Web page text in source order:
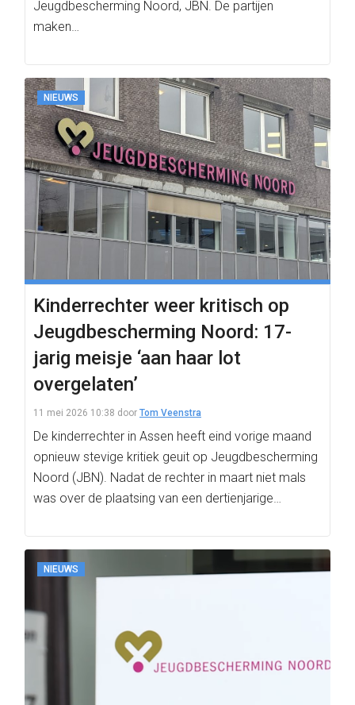
Jeugdbescherming Noord, JBN. De partijen
maken…
NIEUWS
Kinderrechter weer kritisch op
Jeugdbescherming Noord: 17-
jarig meisje ‘aan haar lot
overgelaten’
11 mei 2026 10:38 door Tom Veenstra
De kinderrechter in Assen heeft eind vorige maand
opnieuw stevige kritiek geuit op Jeugdbescherming
Noord (JBN). Nadat de rechter in maart niet mals
was over de plaatsing van een dertienjarige…
NIEUWS